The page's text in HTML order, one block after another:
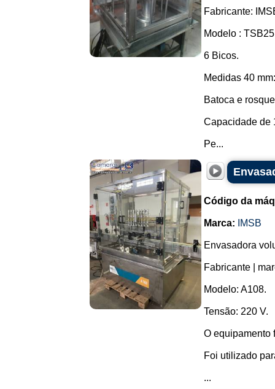
Fabricante:
Modelo :
6 Bicos.
Medidas 40
Batoca e
Capacidade de
Pe...
Código da
Marca: IMSB
Envasadora
Fabricante |
Modelo: A108.
Tensão: 220 V.
O equipamento
Foi utilizado
...